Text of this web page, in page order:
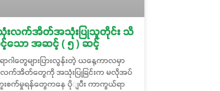
သုံးလက်အိတ်အသုံးပြုသူတိုင်း သိ
သော အဆင့် ( ၅ ) ဆင့်
ဂါတွေများပြားလွန်းတဲ့ ယနေ့ကာလမှာ
လက်အိတ်တွေကို အသုံးပြုခြင်းက မလိုအပ်
ကူးစက်မှုရန်တွေကနေ ပိုျပီး ကာကွယ်ရာ